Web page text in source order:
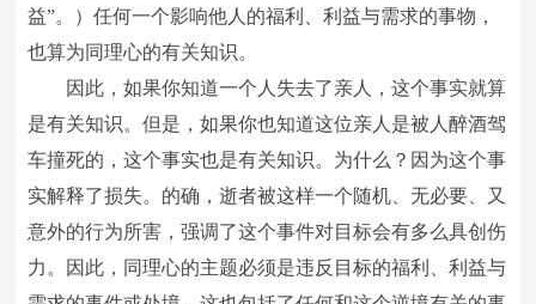
益”。）任何一个影响他人的福利、利益与需求的事物，
也算为同理心的有关知识。
因此，如果你知道一个人失去了亲人，这个事实就算
是有关知识。但是，如果你也知道这位亲人是被人醉酒驾
车撞死的，这个事实也是有关知识。为什么？因为这个事
实解释了损失。的确，逝者被这样一个随机、无必要、又
意外的行为所害，强调了这个事件对目标会有多么具创伤
力。因此，同理心的主题必须是违反目标的福利、利益与